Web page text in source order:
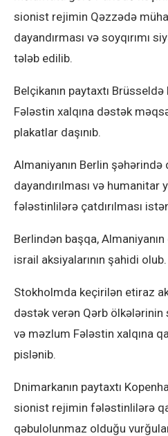
sionist rejimin Qəzzədə
dayandırması və soyqırımı
tələb edilib.
Belçikanın paytaxtı
Fələstin xalqına dəstək
plakatlar daşınıb.
Almaniyanın Berlin şəhərində
dayandırılması və humanitar
fələstinlilərə çatdırılması
Berlindən başqa,
israil aksiyalarının şahidi olub.
Stokholmda keçirilən etiraz
dəstək verən Qərb ölkələrinin
və məzlum Fələstin xalqına
pislənib.
Dnimarkanın paytaxtı
sionist rejimin fələstinlilərə
qəbulolunmaz olduğu